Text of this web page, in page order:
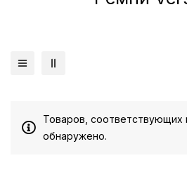
Товаров, соответствующих
обнаружено.